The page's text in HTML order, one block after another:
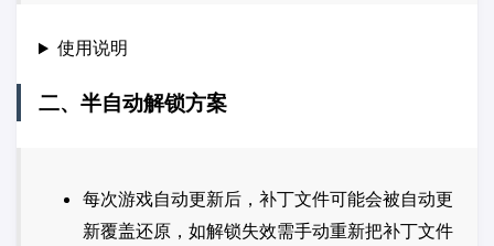
使用说明
二、半自动解锁方案
每次游戏自动更新后，补丁文件可能会被自动更
新覆盖还原，如解锁失效需手动重新把补丁文件